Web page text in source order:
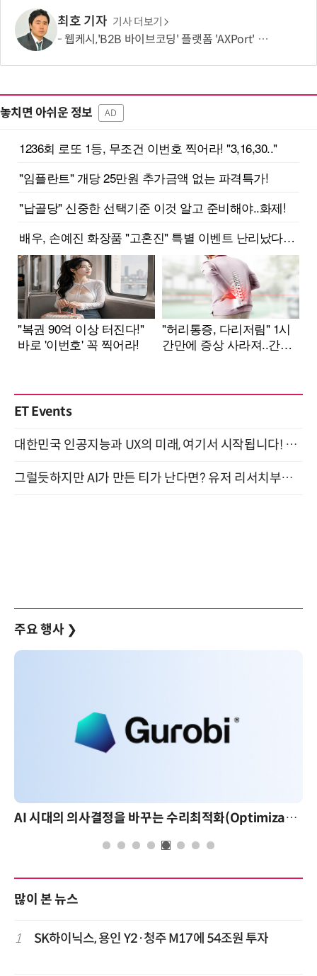
최호 기자 기사 더보기
웹케시,'B2B 바이브코딩' 플랫폼 'AXPort' 출시…AX 시장 본격 공략
놓치면 아쉬운 정보 AD
ET Events
대한민국 인공지능과 UX의 미래, 여기서 시작됩니다! UX Korea 2026 - Fall 9월 2일 개최
그럴듯하지만 AI가 만든 티가 난다면? 유저 리서치부터 배포까지! (9/15)
주요 행사 ❯
AI 시대의 의사결정을 바꾸는 수리최적화(Optimization): 실제 산업 적용 사례와 활용 전략
많이 본 뉴스
1 SK하이닉스, 용인 Y2·청주 M17에 54조원 투자